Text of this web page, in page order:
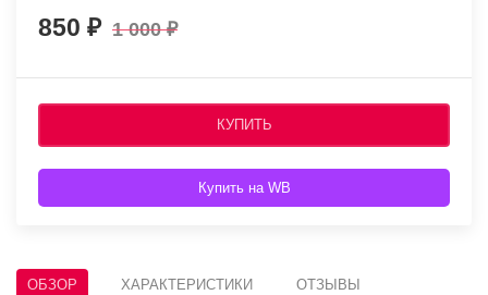
850 1 000
КУПИТЬ
Купить на WB
ОБЗОР ХАРАКТЕРИСТИКИ ОТЗЫВЫ